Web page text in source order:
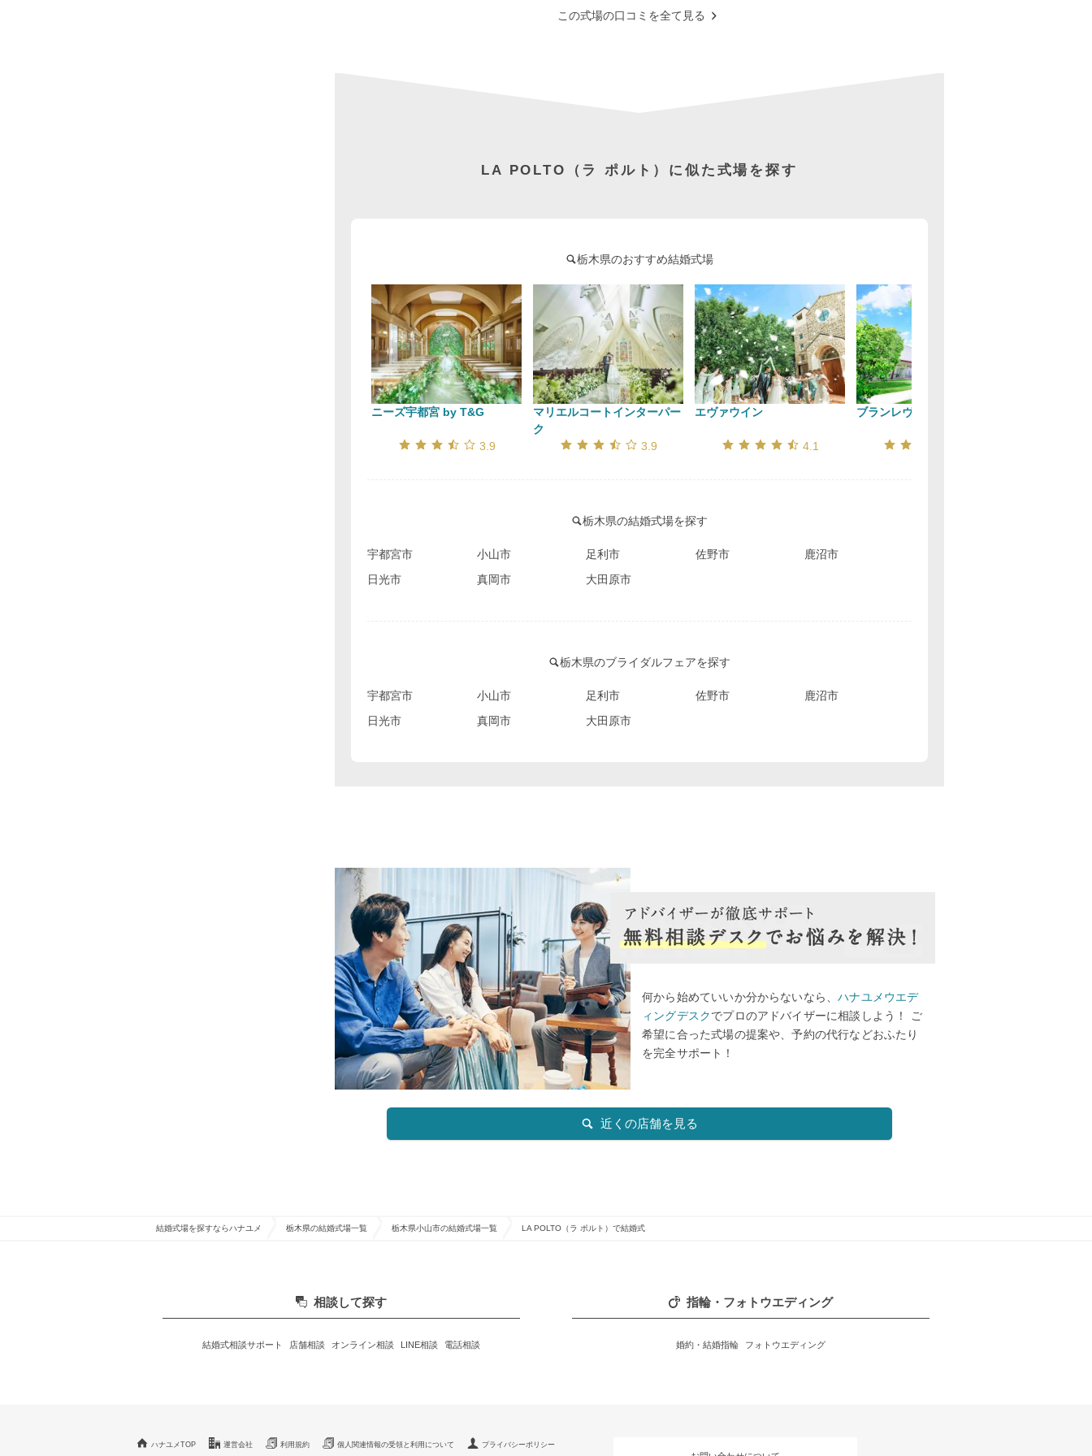
この式場の口コミを全て見る
LA POLTO（ラ ポルト）に似た式場を探す
栃木県のおすすめ結婚式場
ニーズ宇都宮 by T&G
口コミ評価
3.9
マリエルコートインターパー
ク
口コミ評価
3.9
エヴァウイン
口コミ評価
4.1
ブランレヴュー宇都宮
栃木県の結婚式場を探す
宇都宮市 小山市 足利市 佐野市
鹿沼市
日光市
真岡市 大田原市
栃木県のブライダルフェアを探す
宇都宮市 小山市 足利市 佐野市
鹿沼市
日光市
真岡市 大田原市
何から始めていいか分からないなら、ハナユメウエデ
ィングデスクでプロのアドバイザーに相談しよう！ ご
希望に合った式場の提案や、予約の代行などおふたり
を完全サポート！
近くの店舗を見る
結婚式場を探すならハナユメ 栃木県の結婚式場一覧 栃木県小山市の結婚式場一覧 LA POLTO（ラ ポルト）で結婚式
相談して探す
結婚式相談サポート 店舗相談 オンライン相談 LINE相談 電話相談
指輪・フォトウエディング
婚約・結婚指輪 フォトウエディング
ハナユメTOP 運営会社 利用規約 個人関連情報の受領と利用について プライバシーポリシー